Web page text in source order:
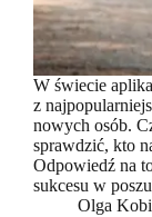
W świecie
z
nowych osób.
sprawdzić, kto
Odpowiedź na
sukcesu w
Olga